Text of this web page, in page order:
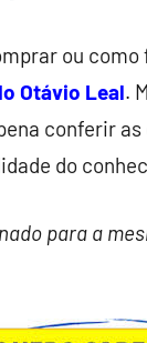
ou
Otávio Leal.
conferir
do
para a